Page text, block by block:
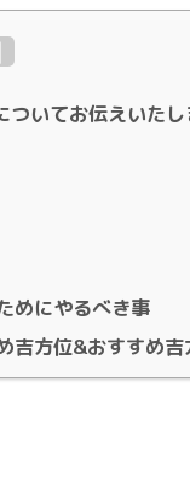
ついてお伝えいたし
めにやるべき事
吉方位&おすすめ吉